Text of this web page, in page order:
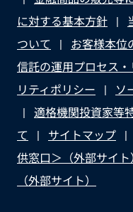
に対する基本方針
ついて
お客様本位
信託の運用プロセス
リティポリシー
ソ
適格機関投資家等
て
サイトマップ
供窓口＞（外部サイト
（外部サイト）